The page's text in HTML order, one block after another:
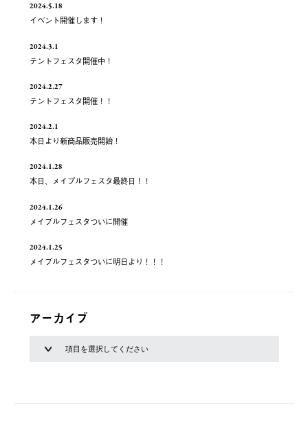
2024.5.18
イベント開催します！
2024.3.1
テントフェスタ開催中！
2024.2.27
テントフェスタ開催！！
2024.2.1
本日より新商品販売開始！
2024.1.28
本日、メイプルフェスタ最終日！！
2024.1.26
メイプルフェスタついに開催
2024.1.25
メイプルフェスタついに明日より！！！
アーカイブ